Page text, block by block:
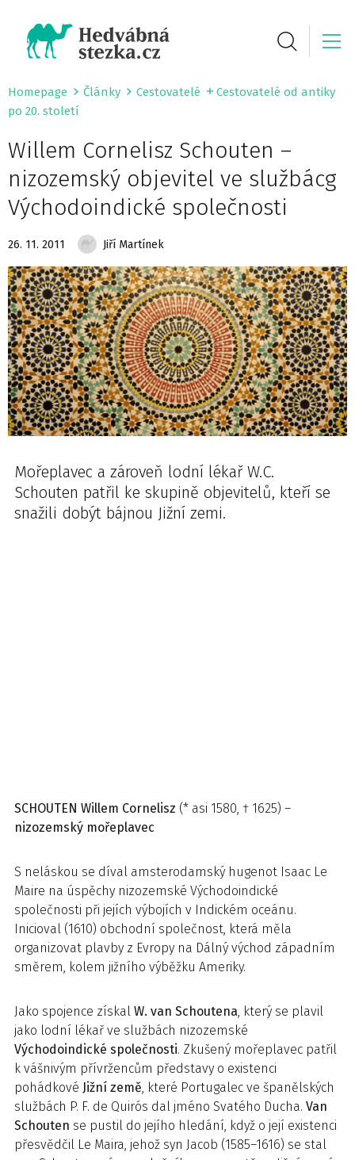
Homepage Články Cestovatelé
Cestovatelé od antiky
po 20. století
Willem Cornelisz Schouten –
nizozemský objevitel ve službácg
Východoindické společnosti
26. 11. 2011 Jiří Martínek
Mořeplavec a zároveň lodní lékař W.C.
Schouten patřil ke skupině objevitelů, kteří se
snažili dobýt bájnou Jižní zemi.
SCHOUTEN Willem Cornelisz (* asi 1580, † 1625) –
nizozemský mořeplavec
S neláskou se díval amsterodamský hugenot Isaac Le
Maire na úspěchy nizozemské Východoindické
společnosti při jejích výbojích v Indickém oceánu.
Inicioval (1610) obchodní společnost, která měla
organizovat plavby z Evropy na Dálný východ západním
směrem, kolem jižního výběžku Ameriky.
Jako spojence získal W. van Schoutena, který se plavil
jako lodní lékař ve službách nizozemské
Východoindické společnosti. Zkušený mořeplavec patřil
k vášnivým přívržencům představy o existenci
pohádkové Jižní země, které Portugalec ve španělských
službách P. F. de Quirós dal jméno Svatého Ducha. Van
Schouten se pustil do jejího hledání, když o její existenci
přesvědčil Le Maira, jehož syn Jacob (1585–1616) se stal